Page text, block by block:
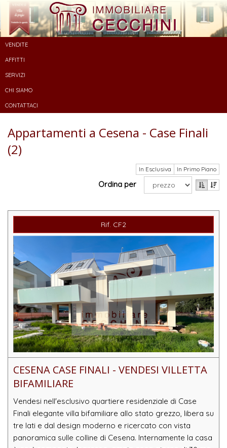
VENDITE
AFFITTI
SERVIZI
CHI SIAMO
CONTATTACI
Appartamenti a Cesena - Case Finali
(2)
In Esclusiva In Primo Piano
Ordina per
Rif. CF2
CESENA CASE FINALI - VENDESI VILLETTA
BIFAMILIARE
Vendesi nell'esclusivo quartiere residenziale di Case
Finali elegante villa bifamiliare allo stato grezzo, libera su
tre lati e dal design moderno e ricercato con vista
panoramica sulle colline di Cesena. Internamente la casa